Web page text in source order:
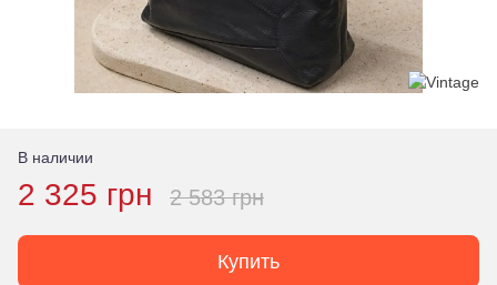
В наличии
2 325 грн 2 583 грн
Купить